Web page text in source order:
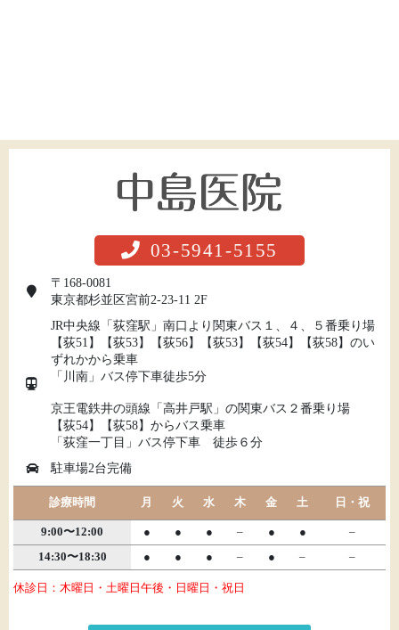
03-5941-5155
〒168-0081
東京都杉並区宮前2-23-11 2F
JR中央線「荻窪駅」南口より関東バス１、４、５番乗り場
【荻51】【荻53】【荻56】【荻53】【荻54】【荻58】のい
ずれかから乗車
「川南」バス停下車徒歩5分
京王電鉄井の頭線「高井戸駅」の関東バス２番乗り場
【荻54】【荻58】からバス乗車
「荻窪一丁目」バス停下車 徒歩６分
駐車場2台完備
休診日：木曜日・土曜日午後・日曜日・祝日
診療時間 月 火 水 木 金 土 日・祝
9:00〜12:00 ● ● ● – ● ●
–
14:30〜18:30
● ● ● – ● – –